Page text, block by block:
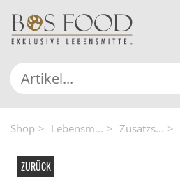
Shop Lebensm... Zusatzs...
ZURÜCK